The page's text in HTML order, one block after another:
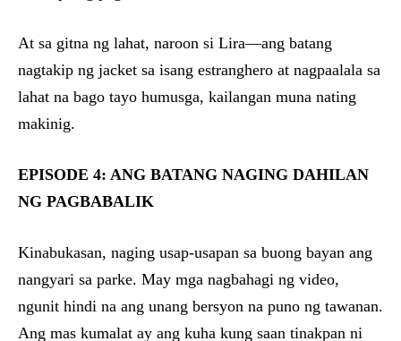
At sa gitna ng lahat, naroon si Lira—ang batang
nagtakip ng jacket sa isang estranghero at nagpaalala sa
lahat na bago tayo humusga, kailangan muna nating
makinig.
EPISODE 4: ANG BATANG NAGING DAHILAN
NG PAGBABALIK
Kinabukasan, naging usap-usapan sa buong bayan ang
nangyari sa parke. May mga nagbahagi ng video,
ngunit hindi na ang unang bersyon na puno ng tawanan.
Ang mas kumalat ay ang kuha kung saan tinakpan ni